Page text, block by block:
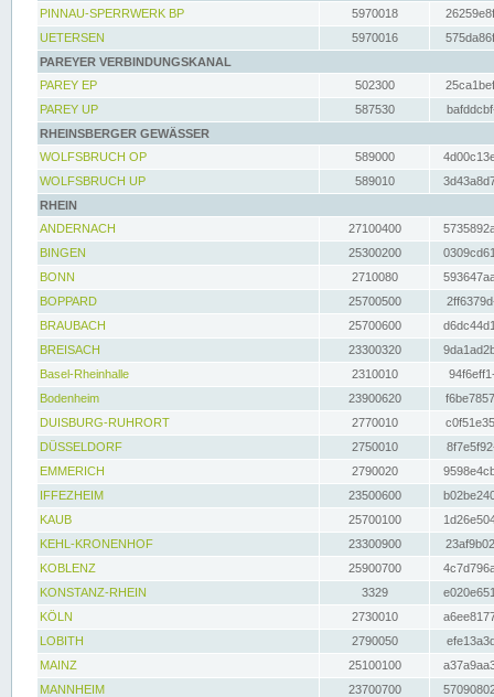
PINNAU-SPERRWERK BP
5970018
UETERSEN
5970016
PAREYER VERBINDUNGSKANAL
PAREY EP
502300
PAREY UP
587530
RHEINSBERGER GEWÄSSER
WOLFSBRUCH OP
589000
WOLFSBRUCH UP
589010
RHEIN
ANDERNACH
27100400
BINGEN
25300200
BONN
2710080
BOPPARD
25700500
BRAUBACH
25700600
BREISACH
23300320
Basel-Rheinhalle
2310010
Bodenheim
23900620
DUISBURG-RUHRORT
2770010
DÜSSELDORF
2750010
EMMERICH
2790020
IFFEZHEIM
23500600
KAUB
25700100
KEHL-KRONENHOF
23300900
KOBLENZ
25900700
KONSTANZ-RHEIN
3329
KÖLN
2730010
LOBITH
2790050
MAINZ
25100100
MANNHEIM
23700700